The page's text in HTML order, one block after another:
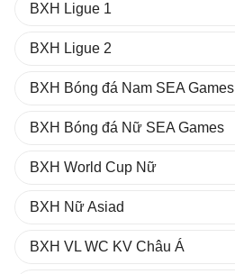
BXH Ligue 1
BXH Ligue 2
BXH Bóng đá Nam SEA Games
BXH Bóng đá Nữ SEA Games
BXH World Cup Nữ
BXH Nữ Asiad
BXH VL WC KV Châu Á